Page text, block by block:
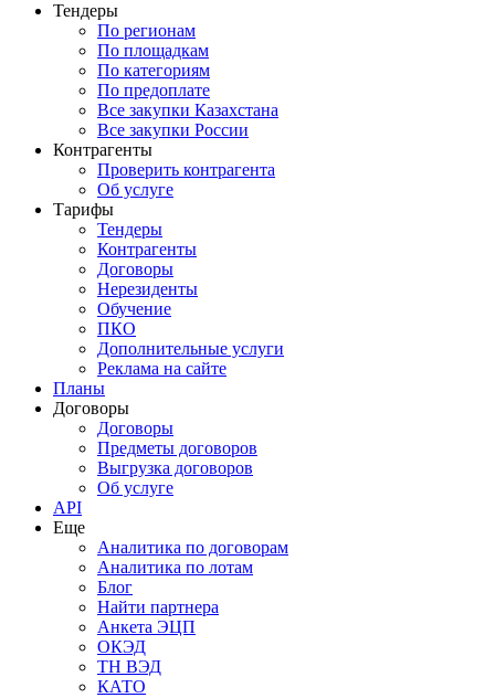
Тендеры
По регионам
По площадкам
По категориям
По предоплате
Все закупки Казахстана
Все закупки России
Контрагенты
Проверить контрагента
Об услуге
Тарифы
Тендеры
Контрагенты
Договоры
Нерезиденты
Обучение
ПКО
Дополнительные услуги
Реклама на сайте
Планы
Договоры
Договоры
Предметы договоров
Выгрузка договоров
Об услуге
API
Еще
Аналитика по договорам
Аналитика по лотам
Блог
Найти партнера
Анкета ЭЦП
ОКЭД
ТН ВЭД
КАТО